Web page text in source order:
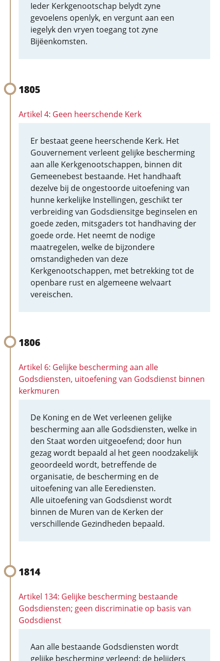
Ieder Kerkgenootschap belydt zyne
gevoelens openlyk, en vergunt aan een
iegelyk den vryen toegang tot zyne
Bijëenkomsten.
1805
Artikel 4: Geen heerschende Kerk
Er bestaat geene heerschende Kerk. Het
Gouvernement verleent gelijke bescherming
aan alle Kerkgenootschappen, binnen dit
Gemeenebest bestaande. Het handhaaft
dezelve bij de ongestoorde uitoefening van
hunne kerkelijke Instellingen, geschikt ter
verbreiding van Godsdiensitge beginselen en
goede zeden, mitsgaders tot handhaving der
goede orde. Het neemt de nodige
maatregelen, welke de bijzondere
omstandigheden van deze
Kerkgenootschappen, met betrekking tot de
openbare rust en algemeene welvaart
vereischen.
1806
Artikel 6: Gelijke bescherming aan alle
Godsdiensten, uitoefening van Godsdienst binnen
kerkmuren
De Koning en de Wet verleenen gelijke
bescherming aan alle Godsdiensten, welke in
den Staat worden uitgeoefend; door hun
gezag wordt bepaald al het geen noodzakelijk
geoordeeld wordt, betreffende de
organisatie, de bescherming en de
uitoefening van alle Eerediensten.
Alle uitoefening van Godsdienst wordt
binnen de Muren van de Kerken der
verschillende Gezindheden bepaald.
1814
Artikel 134: Gelijke bescherming bestaande
Godsdiensten; geen discriminatie op basis van
Godsdienst
Aan alle bestaande Godsdiensten wordt
gelijke bescherming verleend; de belijders